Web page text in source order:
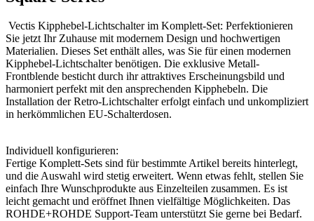
Vectis Kipphebel-Lichtschalter im Komplett-Set: Perfektionieren
Sie jetzt Ihr Zuhause mit modernem Design und hochwertigen
Materialien. Dieses Set enthält alles, was Sie für einen modernen
Kipphebel-Lichtschalter benötigen. Die exklusive Metall-
Frontblende besticht durch ihr attraktives Erscheinungsbild und
harmoniert perfekt mit den ansprechenden Kipphebeln. Die
Installation der Retro-Lichtschalter erfolgt einfach und unkompliziert
in herkömmlichen EU-Schalterdosen.
Individuell konfigurieren:
Fertige Komplett-Sets sind für bestimmte Artikel bereits hinterlegt,
und die Auswahl wird stetig erweitert. Wenn etwas fehlt, stellen Sie
einfach Ihre Wunschprodukte aus Einzelteilen zusammen. Es ist
leicht gemacht und eröffnet Ihnen vielfältige Möglichkeiten. Das
ROHDE+ROHDE Support-Team unterstützt Sie gerne bei Bedarf.